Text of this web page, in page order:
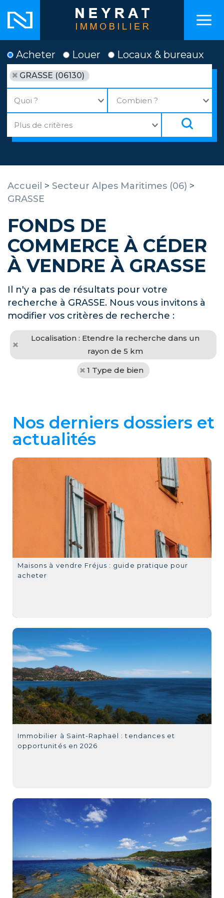
Acheter Louer Locaux & bureaux
GRASSE (06130)
Accueil > Secteur Alpes Maritimes (06) >
GRASSE
FONDS DE
COMMERCE À CÉDER
À VENDRE À GRASSE
Il n'y a pas de résultats pour votre
recherche à GRASSE. Nous vous invitons à
modifier vos critères de recherche :
Localisation : Etendre la recherche dans un
rayon de 5 km
1 Type de bien
Nos derniers dossiers et
actualités
Maisons à vendre Fréjus : guide pratique pour
acheter
Immobilier à Saint-Raphaël : tendances et
opportunités en 2026